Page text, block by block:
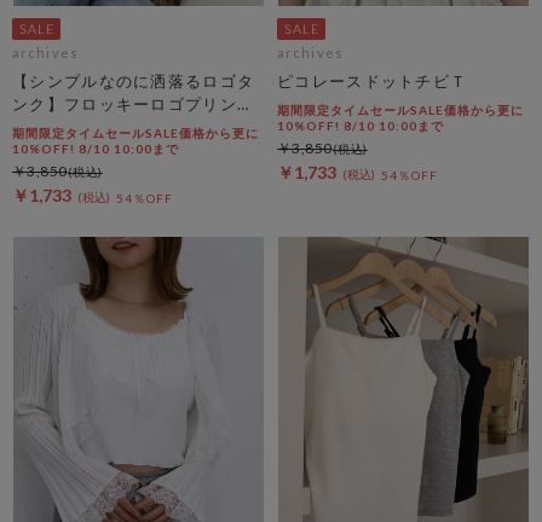
archives
【シンプルなのに洒落るロゴタ
ンク】フロッキーロゴプリント
タンク
期間限定タイムセールSALE価格から更に
10%OFF! 8/10 10:00まで
￥1,733 54％OFF
￥3,850
archives
ピコレースドットチビＴ
期間限定タイムセールSALE価格から更に
10%OFF! 8/10 10:00まで
￥1,733 54％OFF
￥3,850